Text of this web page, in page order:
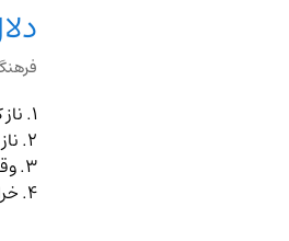
۱. ناز کردن؛ ناز؛ کرشمه.
۲. ناز کردن زن بر شوهر خود.
۳. وقار.
۴. خرام.